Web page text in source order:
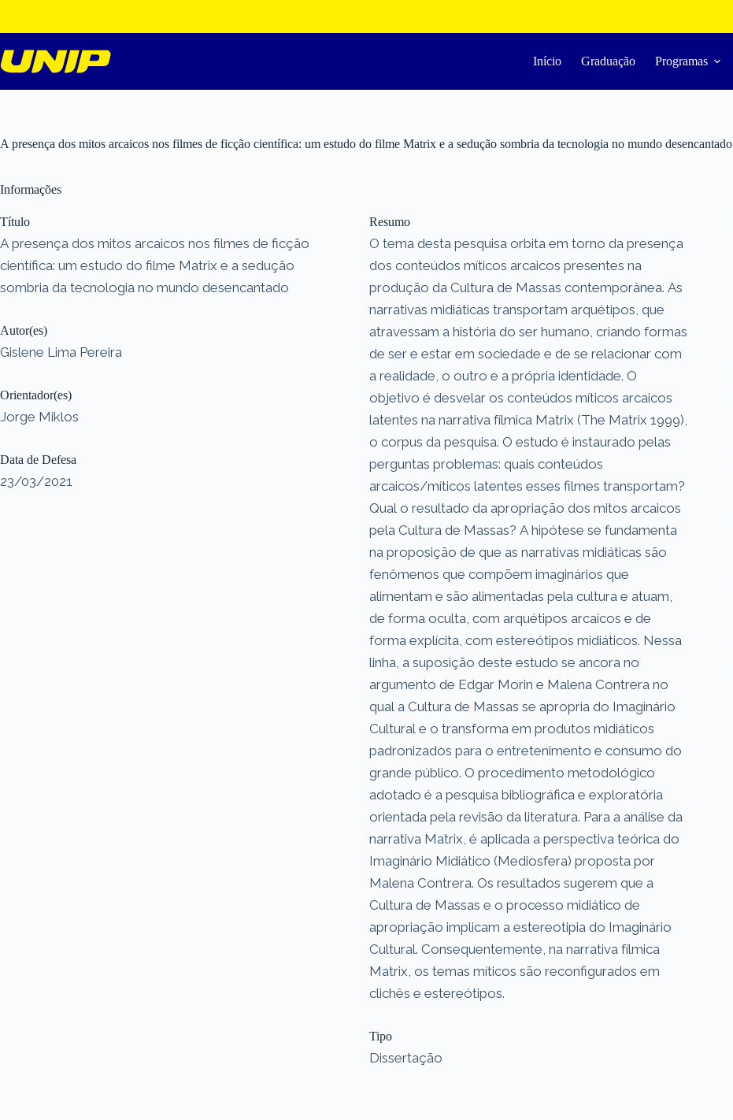
o
conteúdo
Início Graduação Programas
A presença dos mitos arcaicos nos filmes de ficção científica: um estudo do filme Matrix e a sedução sombria da tecnologia no mundo desencantado
Informações
Título
A presença dos mitos arcaicos nos filmes de ficção
científica: um estudo do filme Matrix e a sedução
sombria da tecnologia no mundo desencantado
Autor(es)
Gislene Lima Pereira
Orientador(es)
Jorge Miklos
Data de Defesa
23/03/2021
Resumo
O tema desta pesquisa orbita em torno da presença
dos conteúdos míticos arcaicos presentes na
produção da Cultura de Massas contemporânea. As
narrativas midiáticas transportam arquétipos, que
atravessam a história do ser humano, criando formas
de ser e estar em sociedade e de se relacionar com
a realidade, o outro e a própria identidade. O
objetivo é desvelar os conteúdos míticos arcaicos
latentes na narrativa fílmica Matrix (The Matrix 1999),
o corpus da pesquisa. O estudo é instaurado pelas
perguntas problemas: quais conteúdos
arcaicos/míticos latentes esses filmes transportam?
Qual o resultado da apropriação dos mitos arcaicos
pela Cultura de Massas? A hipótese se fundamenta
na proposição de que as narrativas midiáticas são
fenômenos que compõem imaginários que
alimentam e são alimentadas pela cultura e atuam,
de forma oculta, com arquétipos arcaicos e de
forma explícita, com estereótipos midiáticos. Nessa
linha, a suposição deste estudo se ancora no
argumento de Edgar Morin e Malena Contrera no
qual a Cultura de Massas se apropria do Imaginário
Cultural e o transforma em produtos midiáticos
padronizados para o entretenimento e consumo do
grande público. O procedimento metodológico
adotado é a pesquisa bibliográfica e exploratória
orientada pela revisão da literatura. Para a análise da
narrativa Matrix, é aplicada a perspectiva teórica do
Imaginário Midiático (Mediosfera) proposta por
Malena Contrera. Os resultados sugerem que a
Cultura de Massas e o processo midiático de
apropriação implicam a estereotipia do Imaginário
Cultural. Consequentemente, na narrativa fílmica
Matrix, os temas míticos são reconfigurados em
clichês e estereótipos.
Tipo
Dissertação